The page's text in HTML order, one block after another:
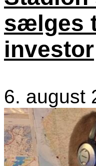
sælges
investor
6. august